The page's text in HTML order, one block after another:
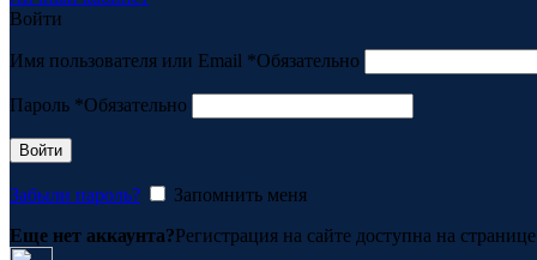
Войти
Имя пользователя или Email *Обязательно
Пароль *Обязательно
Войти
Забыли пароль?
Запомнить меня
Еще нет аккаунта?Регистрация на сайте доступна на